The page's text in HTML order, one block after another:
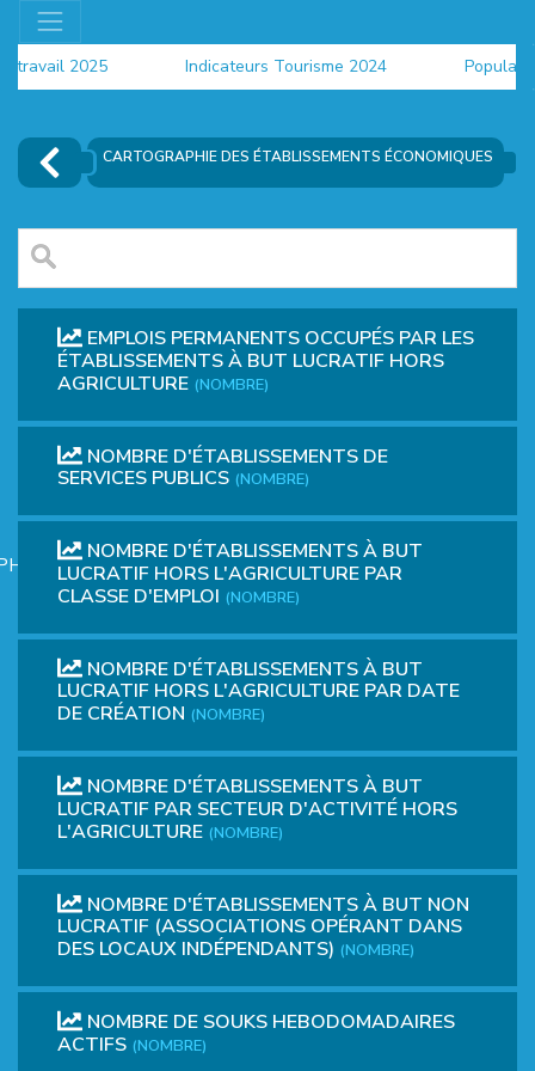
travail 2025 Indicateurs Tourisme 2024
CARTOGRAPHIE DES ÉTABLISSEMENTS ÉCONOMIQUES
EMPLOIS PERMANENTS OCCUPÉS PAR LES
ÉTABLISSEMENTS À BUT LUCRATIF HORS
AGRICULTURE (NOMBRE)
NOMBRE D'ÉTABLISSEMENTS DE
SERVICES PUBLICS (NOMBRE)
NOMBRE D'ÉTABLISSEMENTS À BUT
LUCRATIF HORS L'AGRICULTURE PAR
CLASSE D'EMPLOI (NOMBRE)
NOMBRE D'ÉTABLISSEMENTS À BUT
LUCRATIF HORS L'AGRICULTURE PAR DATE
DE CRÉATION (NOMBRE)
NOMBRE D'ÉTABLISSEMENTS À BUT
LUCRATIF PAR SECTEUR D'ACTIVITÉ HORS
L'AGRICULTURE (NOMBRE)
NOMBRE D'ÉTABLISSEMENTS À BUT NON
LUCRATIF (ASSOCIATIONS OPÉRANT DANS
DES LOCAUX INDÉPENDANTS) (NOMBRE)
NOMBRE DE SOUKS HEBODOMADAIRES
ACTIFS (NOMBRE)